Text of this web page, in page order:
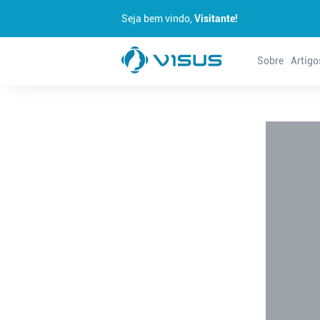
Seja bem vindo, Visitante!
Sobre